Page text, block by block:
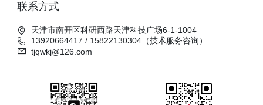
联系方式
天津市南开区科研西路天津科技广场6-1-1004
13920664417 / 15822130304（技术服务咨询）
tjqwkj@126.com